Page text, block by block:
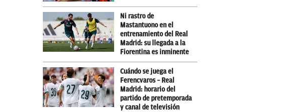
Ni rastro de
Mastantuono en el
entrenamiento del Real
Madrid: su llegada a la
Fiorentina es inminente
Cuándo se juega el
Ferencvaros – Real
Madrid: horario del
partido de pretemporada
y canal de televisión